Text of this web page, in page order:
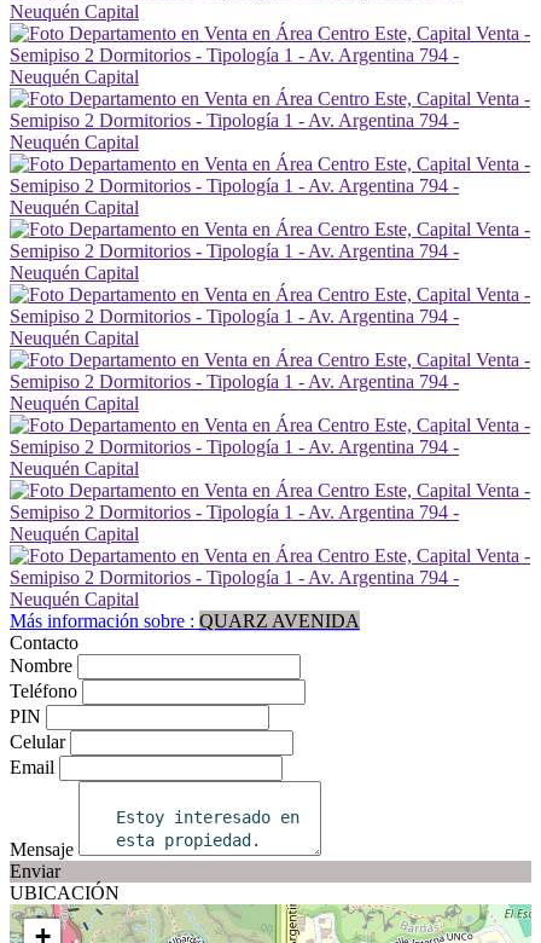
Más información sobre : QUARZ AVENIDA
Contacto
Nombre
Teléfono
PIN
Celular
Email
Mensaje
Enviar
UBICACIÓN
+